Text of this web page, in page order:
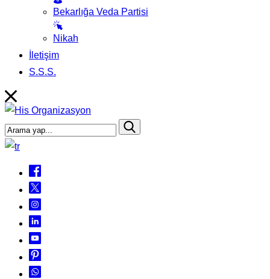
Bekarlığa Veda Partisi
Nikah
İletişim
S.S.S.